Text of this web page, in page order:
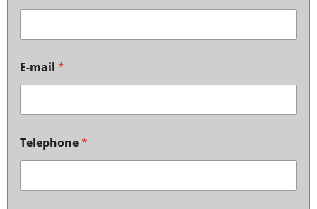
E-mail *
Telephone*